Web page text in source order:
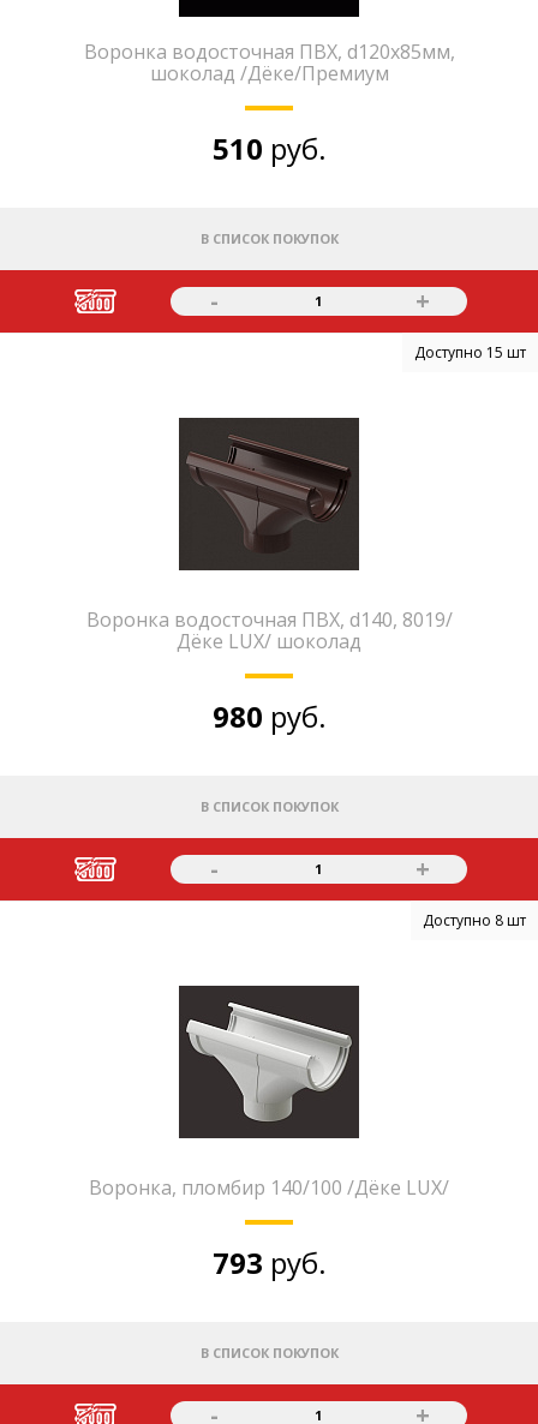
Воронка водосточная ПВХ, d120х85мм,
шоколад /Дёке/Премиум
510 руб.
В СПИСОК ПОКУПОК
- 1 +
Доступно 15 шт
Воронка водосточная ПВХ, d140, 8019/
Дёке LUX/ шоколад
980 руб.
В СПИСОК ПОКУПОК
- 1 +
Доступно 8 шт
Воронка, пломбир 140/100 /Дёке LUX/
793 руб.
В СПИСОК ПОКУПОК
- 1 +